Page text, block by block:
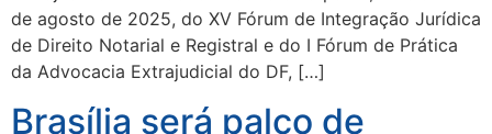
de agosto de 2025, do XV Fórum de Integração Jurídica
de Direito Notarial e Registral e do I Fórum de Prática
da Advocacia Extrajudicial do DF, […]
Brasília será palco de